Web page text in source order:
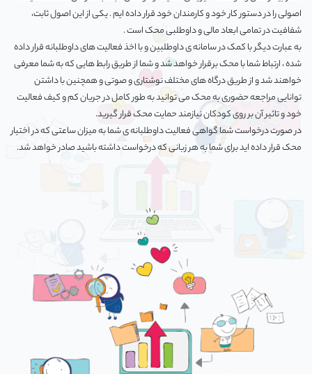
اصولی را در دستور کار خود و کارمندان خود قرار داده ایم . یکی از این اصول ثابت،
شفافیت در تمامی ابعاد مالی و داوطلبی محک است .
به عبارت دیگر با کمک در سامانه ی داوطلبین و با اخذ فعالیت های داوطلبانه قرار داده
شده ، ارتباط شما با محک برقرار خواهد شد و شما از طریق رابط هایی که به شما معرفی
خواهند شد و از طریق درگاه های مختلف نوشتاری و صوتی و همچنین با داشتن
توانایی مراجعه حضوری به محک می توانید به طور کامل در جریان کم و کیف فعالیت
خود و تاثیر آن بر روی کودکان نیازمند حمایت محک قرار گیرید.
در صورت درخواست شما گواهی فعالیت داوطلبانه ی شما به میزان ساعتی که در اختیار
محک قرار داده اید برای شما به هر زبانی که درخواست داشته باشید صادر خواهد شد.